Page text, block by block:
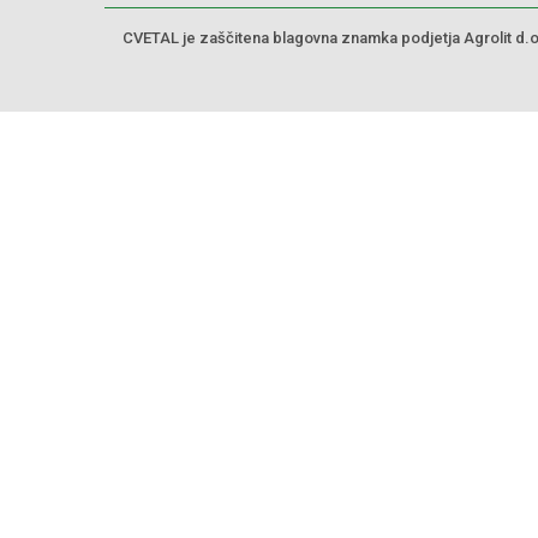
CVETAL je zaščitena blagovna znamka podjetja Agrolit